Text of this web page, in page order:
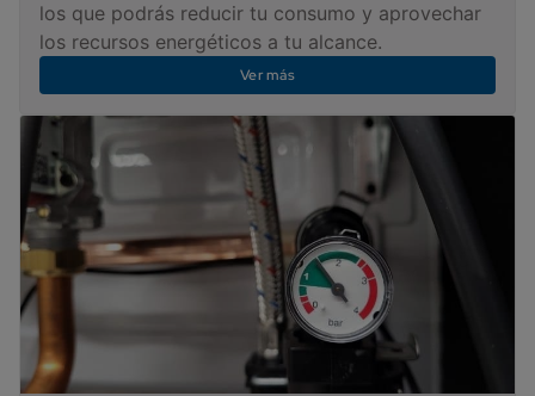
los que podrás reducir tu consumo y aprovechar
los recursos energéticos a tu alcance.
Ver más